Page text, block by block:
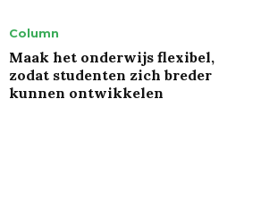
Column
Maak het onderwijs flexibel,
zodat studenten zich breder
kunnen ontwikkelen